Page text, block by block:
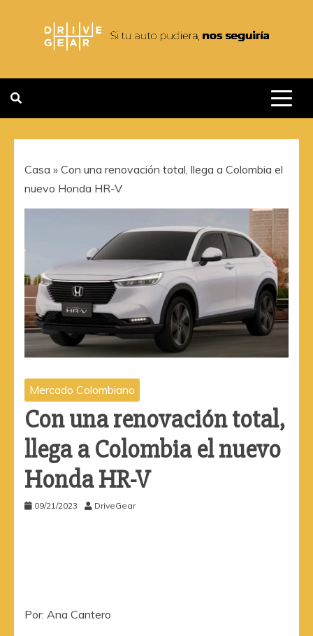
contenido
DRIVEGEAR
Casa » Con una renovación total, llega a Colombia el
nuevo Honda HR-V
Mercado Colombiano
Con una renovación total,
llega a Colombia el nuevo
Honda HR-V
09/21/2023 DriveGear
Por: Ana Cantero